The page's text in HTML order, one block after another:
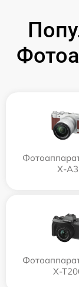
X-A3
X-